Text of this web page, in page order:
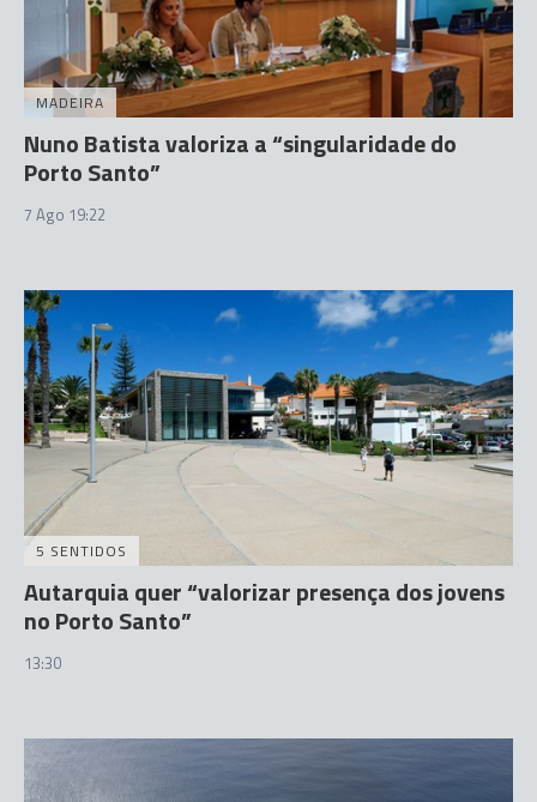
MADEIRA
Nuno Batista valoriza a “singularidade do
Porto Santo”
7 Ago 19:22
5 SENTIDOS
Autarquia quer “valorizar presença dos jovens
no Porto Santo”
13:30